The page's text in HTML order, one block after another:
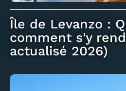
Île de Levanzo :
comment s'y
actualisé 2026)